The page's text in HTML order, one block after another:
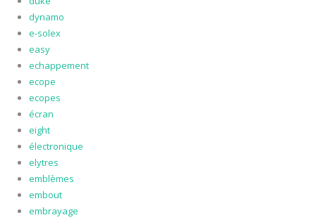
dynamo
e-solex
easy
echappement
ecope
ecopes
écran
eight
électronique
elytres
emblèmes
embout
embrayage